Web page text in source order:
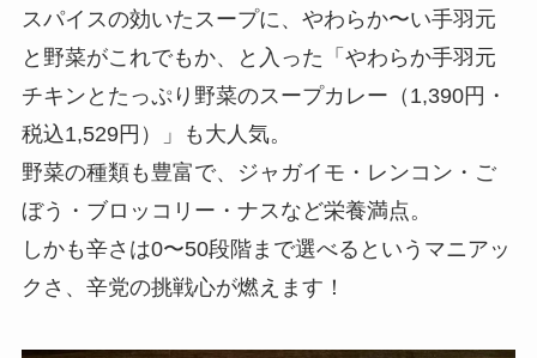
スパイスの効いたスープに、やわらか〜い手羽元
と野菜がこれでもか、と入った「やわらか手羽元
チキンとたっぷり野菜のスープカレー（1,390円・
税込1,529円）」も大人気。
野菜の種類も豊富で、ジャガイモ・レンコン・ご
ぼう・ブロッコリー・ナスなど栄養満点。
しかも辛さは0〜50段階まで選べるというマニアッ
クさ、辛党の挑戦心が燃えます！